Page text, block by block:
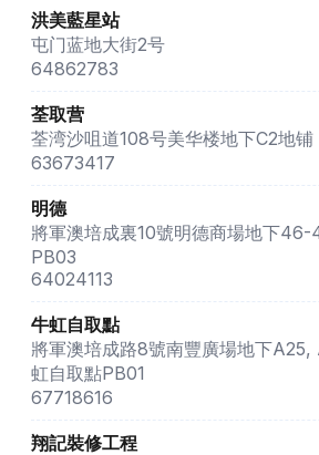
洪美藍星站
屯门蓝地大街2号
64862783
荃取营
荃湾沙咀道108号美华楼地下C2地铺
63673417
明德
將軍澳培成裏10號明德商場地下
PB03
64024113
牛虹自取點
將軍澳培成路8號南豐廣場地下
虹自取點PB01
67718616
翔記裝修工程